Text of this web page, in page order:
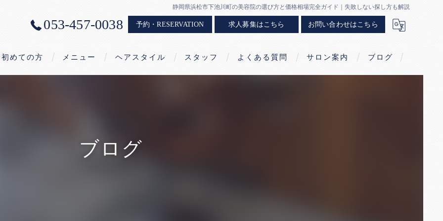
静岡県浜松市下池川町の美容院の選び方と価格相場完全ガイド｜失敗しない探し方も解説
053-457-0038 予約・RESERVATION 求人募集はこちら お問い合わせはこちら
初めての方
こだわりの水
メニュー
オリジナルヘッドスパ
オリジナルコスメ
ヘアスタイル スタッフ よくある質問 サロン案内
求人募集
ブログ
ブログ